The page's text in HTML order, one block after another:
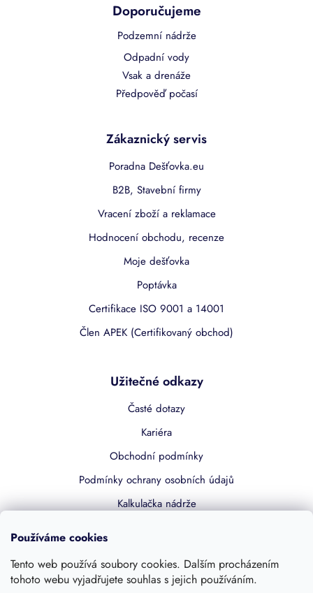
Používáme cookies
Tento web používá soubory cookies. Dalším procházením
tohoto webu vyjadřujete souhlas s jejich používáním.
Doporučujeme
Podzemní nádrže
Odpadní vody
Vsak a drenáže
Předpověď počasí
Zákaznický servis
Poradna Dešťovka.eu
B2B, Stavební firmy
Vracení zboží a reklamace
Hodnocení obchodu, recenze
Moje dešťovka
Poptávka
Certifikace ISO 9001 a 14001
Člen APEK (Certifikovaný obchod)
Užitečné odkazy
Časté dotazy
Kariéra
Obchodní podmínky
Podmínky ochrany osobních údajů
Kalkulačka nádrže
Kontakty